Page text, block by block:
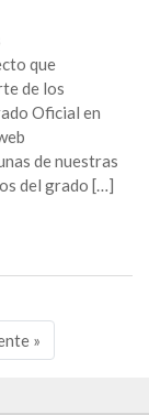
que
de los
Oficial en
de nuestras
del grado […]
»